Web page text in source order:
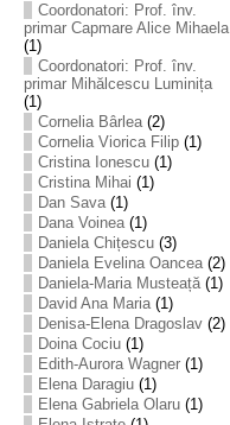
Coordonatori: Prof. înv.
primar Capmare Alice Mihaela
(1)
Coordonatori: Prof. înv.
primar Mihălcescu Luminița
(1)
Cornelia Bârlea(2)
Cornelia Viorica Filip(1)
Cristina Ionescu(1)
Cristina Mihai (1)
Dan Sava(1)
Dana Voinea(1)
Daniela Chițescu(3)
Daniela Evelina Oancea(2)
Daniela-Maria Musteață(1)
David Ana Maria(1)
Denisa-Elena Dragoslav(2)
Doina Cociu(1)
Edith-Aurora Wagner(1)
Elena Daragiu(1)
Elena Gabriela Olaru(1)